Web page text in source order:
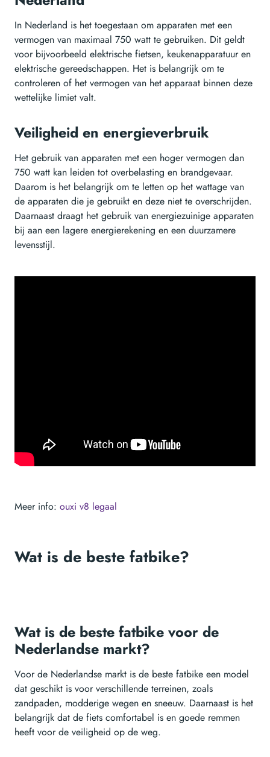
In Nederland is het toegestaan om apparaten met een
vermogen van maximaal 750 watt te gebruiken. Dit geldt
voor bijvoorbeeld elektrische fietsen, keukenapparatuur en
elektrische gereedschappen. Het is belangrijk om te
controleren of het vermogen van het apparaat binnen deze
wettelijke limiet valt.
Veiligheid en energieverbruik
Het gebruik van apparaten met een hoger vermogen dan
750 watt kan leiden tot overbelasting en brandgevaar.
Daarom is het belangrijk om te letten op het wattage van
de apparaten die je gebruikt en deze niet te overschrijden.
Daarnaast draagt het gebruik van energiezuinige apparaten
bij aan een lagere energierekening en een duurzamere
levensstijl.
Meer info: ouxi v8 legaal
Wat is de beste fatbike?
Wat is de beste fatbike voor de
Nederlandse markt?
Voor de Nederlandse markt is de beste fatbike een model
dat geschikt is voor verschillende terreinen, zoals
zandpaden, modderige wegen en sneeuw. Daarnaast is het
belangrijk dat de fiets comfortabel is en goede remmen
heeft voor de veiligheid op de weg.